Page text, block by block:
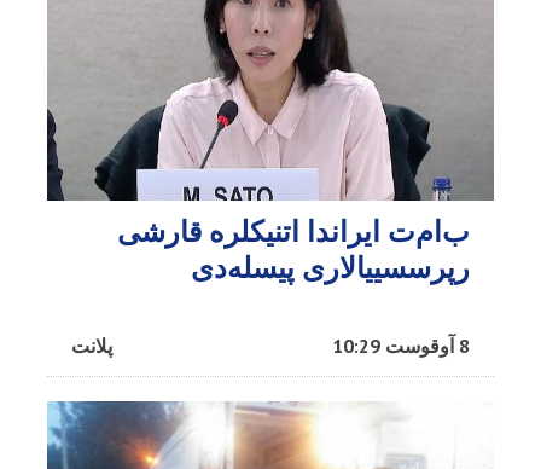
ب‌ام‌ت ایراندا اتنیکلره قارشی
رپرسسییالاری پیسله‌دی
پلانت 8 آوقوست 10:29